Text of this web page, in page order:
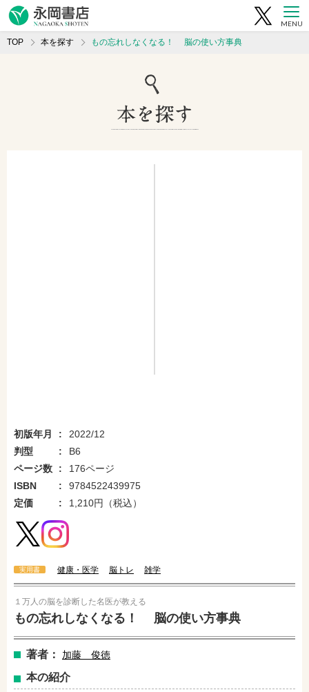
MENU
TOP 本を探す もの忘れしなくなる！ 脳の使い方事典
初版年月
2022/12
判型
B6
ページ数
176ページ
ISBN
9784522439975
定価
1,210円（税込）
実用書 健康・医学 脳トレ 雑学
１万人の脳を診断した名医が教える
もの忘れしなくなる！ 脳の使い方事典
著者： 加藤 俊徳
本の紹介